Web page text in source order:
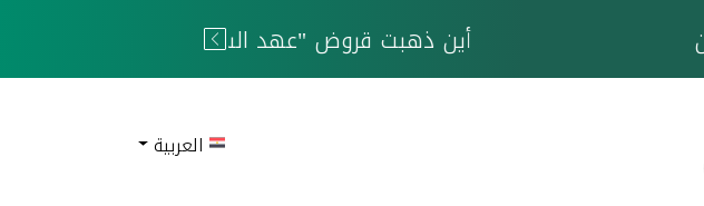
ناقلات وقود تخدم الحوثيين
العربية